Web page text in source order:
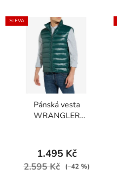
SLEVA
Pánská vesta
WRANGLER
1.495 Kč
2.595 Kč (–42 %)